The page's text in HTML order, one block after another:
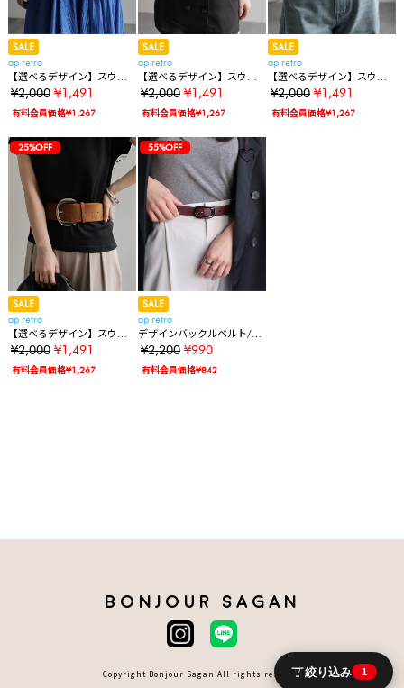
絞り込み 1
SALE
ap retro
【選べるデザイン】スウェ
ードライク太ベルト
¥2,000 ¥1,491
有料会員価格¥1,267
SALE
ap retro
【選べるデザイン】スウェ
ードライク太ベルト
¥2,000 ¥1,491
有料会員価格¥1,267
SALE
ap retro
【選べるデザイン】スウェ
ードライク太ベルト
¥2,000 ¥1,491
有料会員価格¥1,267
25%OFF
SALE
ap retro
【選べるデザイン】スウェ
ードライク太ベルト
¥2,000 ¥1,491
有料会員価格¥1,267
55%OFF
SALE
ap retro
デザインバックルベルト/ヴ
ィンテージベルト
¥2,200 ¥990
有料会員価格¥842
BONJOUR SAGAN
Copyright Bonjour Sagan All rights reserved